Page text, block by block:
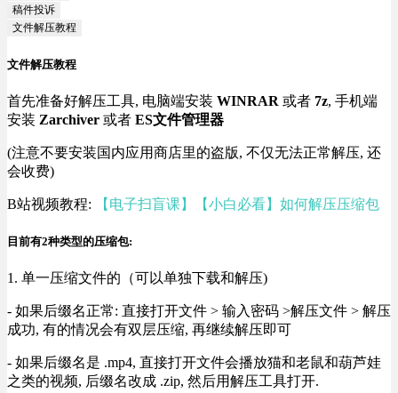
稿件投诉
文件解压教程
文件解压教程
首先准备好解压工具, 电脑端安装 WINRAR 或者 7z, 手机端
安装 Zarchiver 或者 ES文件管理器
(注意不要安装国内应用商店里的盗版, 不仅无法正常解压, 还
会收费)
B站视频教程: 【电子扫盲课】【小白必看】如何解压压缩包
目前有2种类型的压缩包:
1. 单一压缩文件的（可以单独下载和解压)
- 如果后缀名正常: 直接打开文件 > 输入密码 >解压文件 > 解压
成功, 有的情况会有双层压缩, 再继续解压即可
- 如果后缀名是 .mp4, 直接打开文件会播放猫和老鼠和葫芦娃
之类的视频, 后缀名改成 .zip, 然后用解压工具打开.